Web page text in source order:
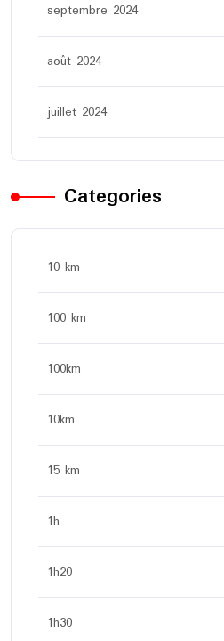
septembre 2024
août 2024
juillet 2024
Categories
10 km
100 km
100km
10km
15 km
1h
1h20
1h30